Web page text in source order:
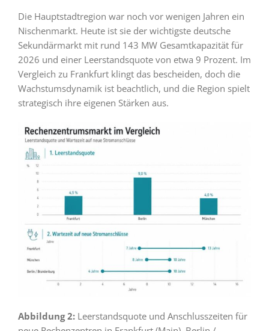
Die Hauptstadtregion war noch vor wenigen Jahren ein
Nischenmarkt. Heute ist sie der wichtigste deutsche
Sekundärmarkt mit rund 143 MW Gesamtkapazität für
2026 und einer Leerstandsquote von etwa 9 Prozent. Im
Vergleich zu Frankfurt klingt das bescheiden, doch die
Wachstumsdynamik ist beachtlich, und die Region spielt
strategisch ihre eigenen Stärken aus.
Abbildung 2:Leerstandsquote und Anschlusszeiten für